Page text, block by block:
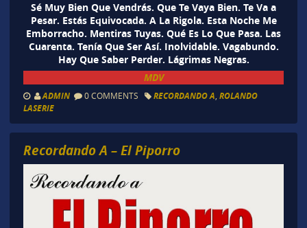
Sé Muy Bien Que Vendrás. Que Te Vaya Bien. Te Va a
Pesar. Estás Equivocada. A La Rigola. Esta Noche Me
Emborracho. Mentiras Tuyas. Qué Es Lo Que Pasa. Las
Cuarenta. Tenía Que Ser Así. Inolvidable. Vagabundo.
Hay Que Saber Perder. Lágrimas Negras.
MDV
ADMIN 0 COMMENTS RECORDANDO A ROLANDO
LASERIE
Recordando A – El Piporro